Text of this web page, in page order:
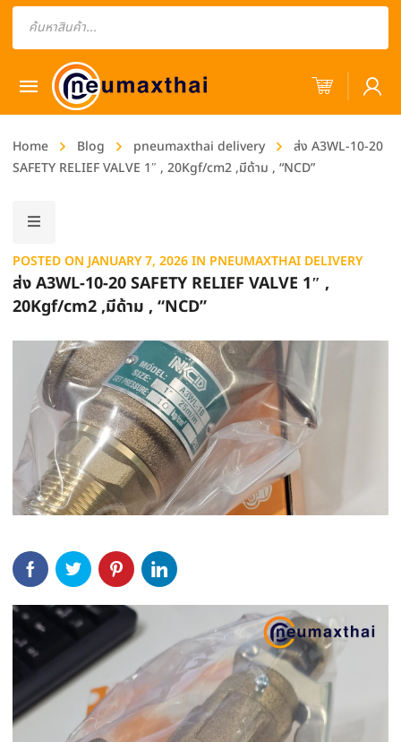
Products
search
Home Blog pneumaxthai delivery
ส่ง A3WL-10-20
SAFETY RELIEF VALVE 1″ , 20Kgf/cm2 ,มีด้าม , “NCD”
POSTED ON JANUARY 7, 2026IN PNEUMAXTHAI DELIVERY
ส่ง A3WL-10-20 SAFETY RELIEF VALVE 1″ ,
20Kgf/cm2 ,มีด้าม , “NCD”